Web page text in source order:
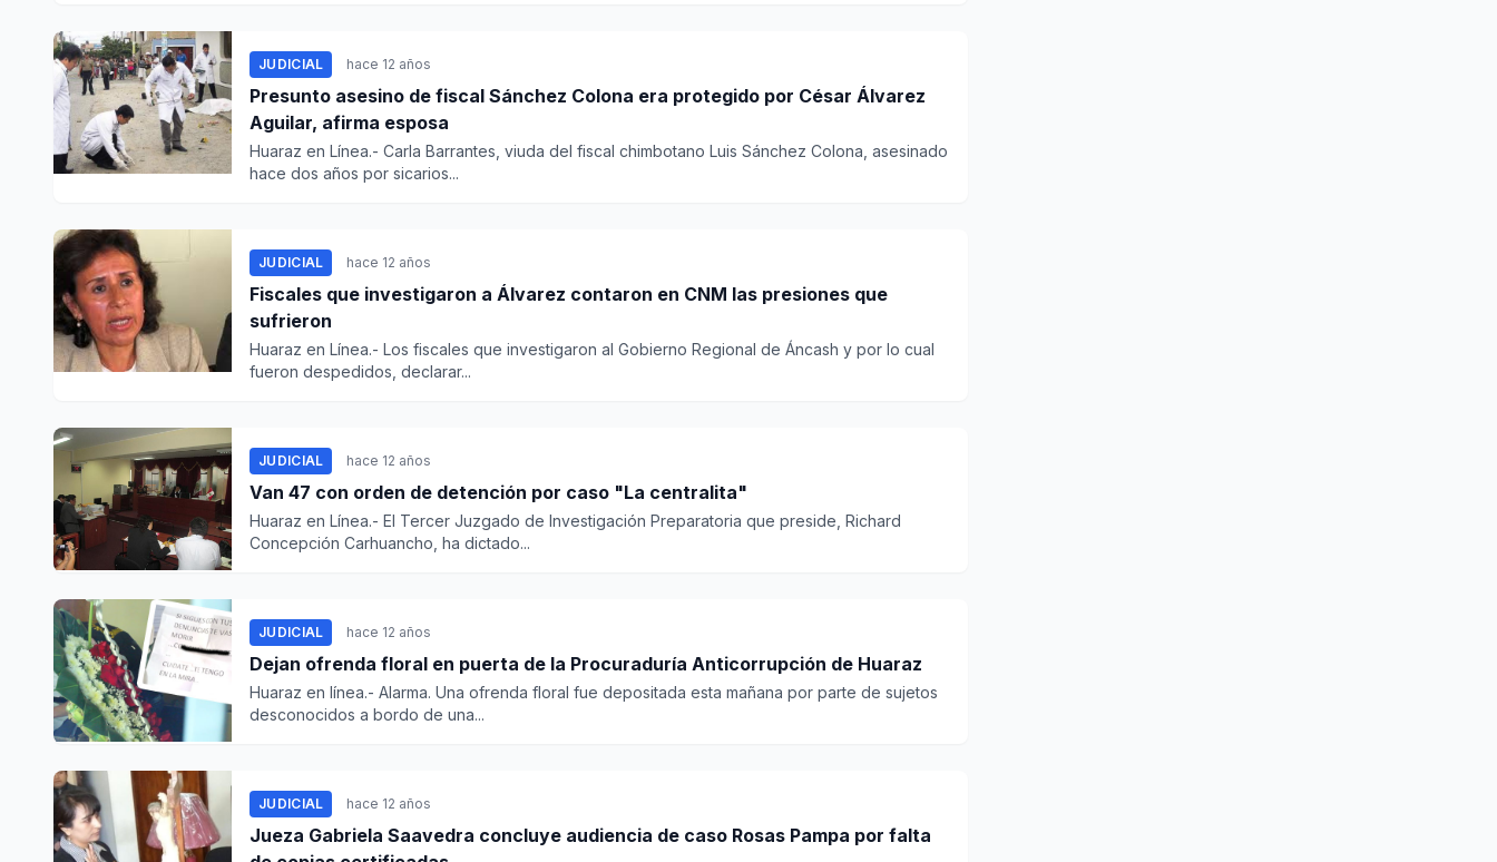
JUDICIAL hace 12 años
Presunto asesino de fiscal Sánchez Colona era protegido por César Álvarez
Aguilar, afirma esposa
Huaraz en Línea.- Carla Barrantes, viuda del fiscal chimbotano Luis Sánchez Colona, asesinado
hace dos años por sicarios...
JUDICIAL hace 12 años
Fiscales que investigaron a Álvarez contaron en CNM las presiones que
sufrieron
Huaraz en Línea.- Los fiscales que investigaron al Gobierno Regional de Áncash y por lo cual
fueron despedidos, declarar...
JUDICIAL hace 12 años
Van 47 con orden de detención por caso "La centralita"
Huaraz en Línea.- El Tercer Juzgado de Investigación Preparatoria que preside, Richard
Concepción Carhuancho, ha dictado...
JUDICIAL hace 12 años
Dejan ofrenda floral en puerta de la Procuraduría Anticorrupción de Huaraz
Huaraz en línea.- Alarma. Una ofrenda floral fue depositada esta mañana por parte de sujetos
desconocidos a bordo de una...
JUDICIAL hace 12 años
Jueza Gabriela Saavedra concluye audiencia de caso Rosas Pampa por falta